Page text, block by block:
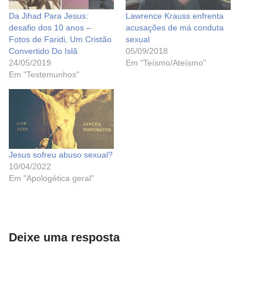
Da Jihad Para Jesus:
desafio dos 10 anos –
Fotos de Faridi, Um Cristão
Convertido Do Islã
24/05/2019
Em "Testemunhos"
Lawrence Krauss enfrenta
acusações de má conduta
sexual
05/09/2018
Em "Teísmo/Ateísmo"
Jesus sofreu abuso sexual?
10/04/2022
Em "Apologética geral"
Deixe uma resposta